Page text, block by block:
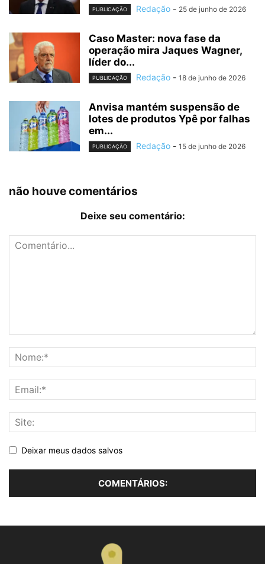
PUBLICAÇÃO Redação - 25 de junho de 2026
Caso Master: nova fase da
operação mira Jaques Wagner,
líder do...
PUBLICAÇÃO Redação - 18 de junho de 2026
Anvisa mantém suspensão de
lotes de produtos Ypê por falhas
em...
PUBLICAÇÃO Redação - 15 de junho de 2026
não houve comentários
Deixe seu comentário:
Deixar meus dados salvos